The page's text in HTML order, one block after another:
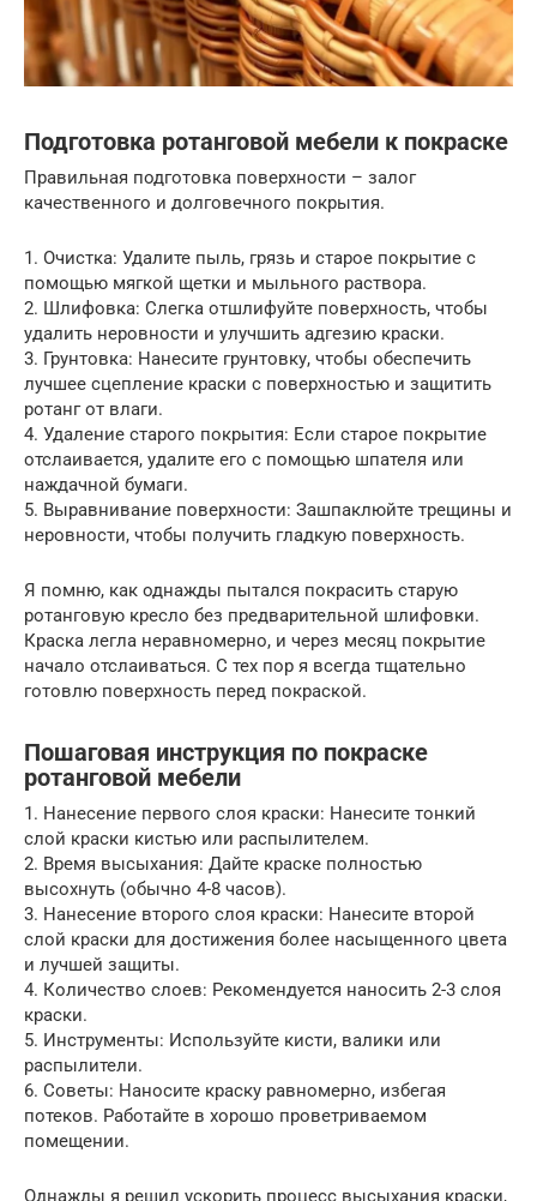
Подготовка ротанговой мебели к покраске
Правильная подготовка поверхности – залог
качественного и долговечного покрытия.
1. Очистка: Удалите пыль, грязь и старое покрытие с
помощью мягкой щетки и мыльного раствора.
2. Шлифовка: Слегка отшлифуйте поверхность, чтобы
удалить неровности и улучшить адгезию краски.
3. Грунтовка: Нанесите грунтовку, чтобы обеспечить
лучшее сцепление краски с поверхностью и защитить
ротанг от влаги.
4. Удаление старого покрытия: Если старое покрытие
отслаивается, удалите его с помощью шпателя или
наждачной бумаги.
5. Выравнивание поверхности: Зашпаклюйте трещины и
неровности, чтобы получить гладкую поверхность.
Я помню, как однажды пытался покрасить старую
ротанговую кресло без предварительной шлифовки.
Краска легла неравномерно, и через месяц покрытие
начало отслаиваться. С тех пор я всегда тщательно
готовлю поверхность перед покраской.
Пошаговая инструкция по покраске
ротанговой мебели
1. Нанесение первого слоя краски: Нанесите тонкий
слой краски кистью или распылителем.
2. Время высыхания: Дайте краске полностью
высохнуть (обычно 4-8 часов).
3. Нанесение второго слоя краски: Нанесите второй
слой краски для достижения более насыщенного цвета
и лучшей защиты.
4. Количество слоев: Рекомендуется наносить 2-3 слоя
краски.
5. Инструменты: Используйте кисти, валики или
распылители.
6. Советы: Наносите краску равномерно, избегая
потеков. Работайте в хорошо проветриваемом
помещении.
Однажды я решил ускорить процесс высыхания краски,